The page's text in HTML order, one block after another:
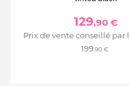
129,90 €
Prix de vente conseillé par
199,90 €